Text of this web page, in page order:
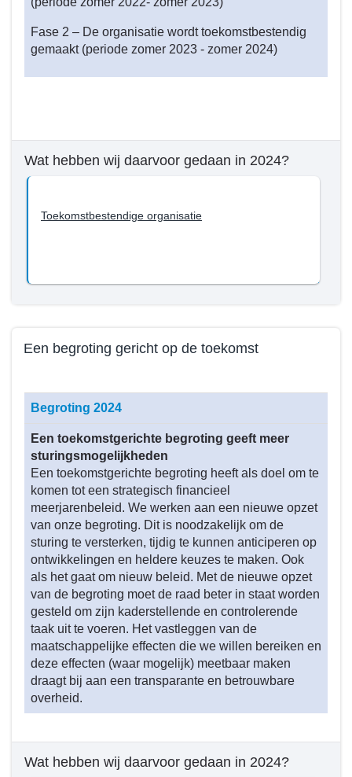
Fase 2 – De organisatie wordt toekomstbestendig
gemaakt (periode zomer 2023 - zomer 2024)
Wat hebben wij daarvoor gedaan in 2024?
Toekomstbestendige organisatie
Een begroting gericht op de toekomst
naar
navigatie
Beleid
programma
Wat
hebben
bereikt
2024?
Een
begroting
gericht
op
toekomst
Begroting 2024
Een toekomstgerichte begroting geeft meer
sturingsmogelijkheden
Een toekomstgerichte begroting heeft als doel om te
komen tot een strategisch financieel
meerjarenbeleid. We werken aan een nieuwe opzet
van onze begroting. Dit is noodzakelijk om de
sturing te versterken, tijdig te kunnen anticiperen op
ontwikkelingen en heldere keuzes te maken. Ook
als het gaat om nieuw beleid. Met de nieuwe opzet
van de begroting moet de raad beter in staat worden
gesteld om zijn kaderstellende en controlerende
taak uit te voeren. Het vastleggen van de
maatschappelijke effecten die we willen bereiken en
deze effecten (waar mogelijk) meetbaar maken
draagt bij aan een transparante en betrouwbare
overheid.
Wat hebben wij daarvoor gedaan in 2024?